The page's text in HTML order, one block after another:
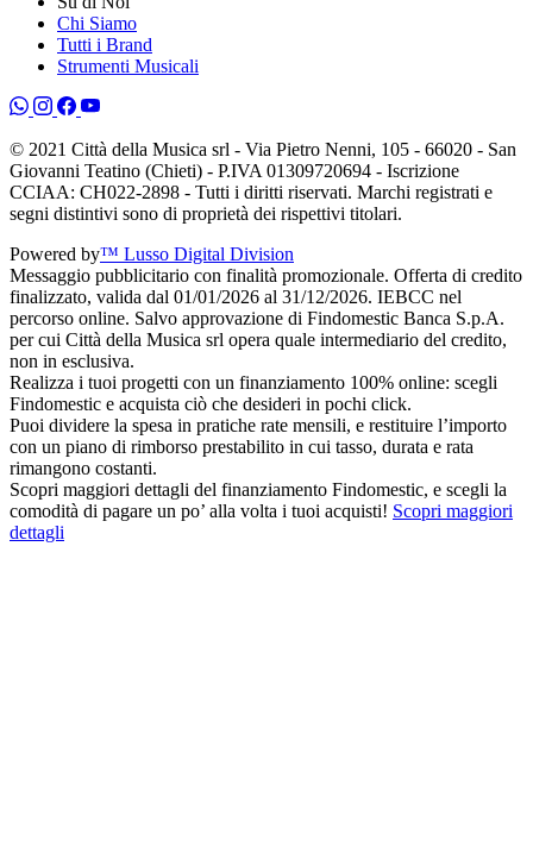
Chi Siamo
Tutti i Brand
Strumenti Musicali
© 2021 Città della Musica srl - Via Pietro Nenni, 105 - 66020 - San
Giovanni Teatino (Chieti) - P.IVA 01309720694 - Iscrizione
CCIAA: CH022-2898 - Tutti i diritti riservati. Marchi registrati e
segni distintivi sono di proprietà dei rispettivi titolari.
Powered by™ Lusso Digital Division
Messaggio pubblicitario con finalità promozionale. Offerta di credito
finalizzato, valida dal 01/01/2026 al 31/12/2026. IEBCC nel
percorso online. Salvo approvazione di Findomestic Banca S.p.A.
per cui Città della Musica srl opera quale intermediario del credito,
non in esclusiva.
Realizza i tuoi progetti con un finanziamento 100% online: scegli
Findomestic e acquista ciò che desideri in pochi click.
Puoi dividere la spesa in pratiche rate mensili, e restituire l’importo
con un piano di rimborso prestabilito in cui tasso, durata e rata
rimangono costanti.
Scopri maggiori dettagli del finanziamento Findomestic, e scegli la
comodità di pagare un po’ alla volta i tuoi acquisti! Scopri maggiori
dettagli